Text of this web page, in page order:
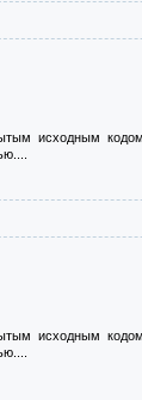
исходным
исходным